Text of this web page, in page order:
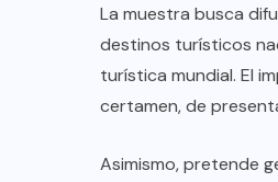
La muestra busca
destinos turísticos
turística mundial. El
certamen, de
Asimismo, pretende
EL FIN DEL
TULUM
DE